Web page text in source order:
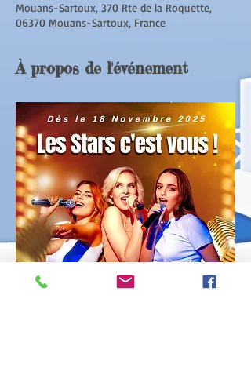
Mouans-Sartoux, 370 Rte de la Roquette,
06370 Mouans-Sartoux, France
À propos de l'événement